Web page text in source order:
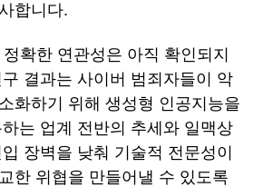
합니다.
확한 연관성은 아직 확인되지
결과는 사이버 범죄자들이 악
화하기 위해 생성형 인공지능을
는 업계 전반의 추세와 일맥상
장벽을 낮춰 기술적 전문성이
한 위협을 만들어낼 수 있도록